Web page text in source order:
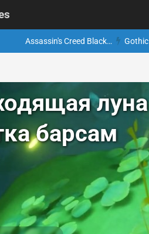
Assassin's Creed Black…
барсам